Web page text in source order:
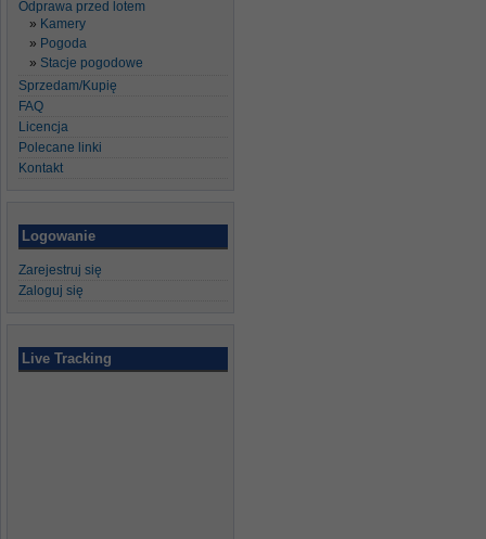
Odprawa przed lotem
Kamery
Pogoda
Stacje pogodowe
Sprzedam/Kupię
FAQ
Licencja
Polecane linki
Kontakt
Logowanie
Zarejestruj się
Zaloguj się
Live Tracking